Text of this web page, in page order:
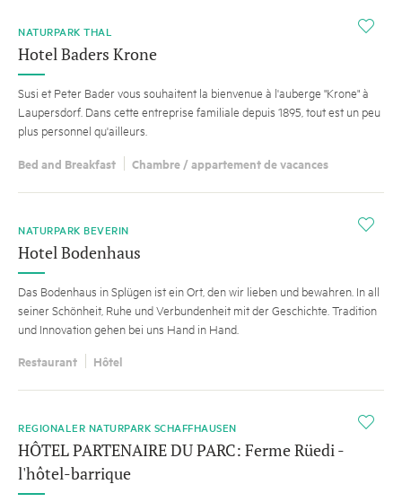
i
NATURPARK THAL
Hotel Baders Krone
Susi et Peter Bader vous souhaitent la bienvenue à l'auberge "Krone" à
Laupersdorf. Dans cette entreprise familiale depuis 1895, tout est un peu
plus personnel qu'ailleurs.
Bed and Breakfast Chambre / appartement de vacances
i
NATURPARK BEVERIN
Hotel Bodenhaus
Das Bodenhaus in Splügen ist ein Ort, den wir lieben und bewahren. In all
seiner Schönheit, Ruhe und Verbundenheit mit der Geschichte. Tradition
und Innovation gehen bei uns Hand in Hand.
Restaurant Hôtel
i
REGIONALER NATURPARK SCHAFFHAUSEN
HÔTEL PARTENAIRE DU PARC: Ferme Rüedi -
l'hôtel-barrique